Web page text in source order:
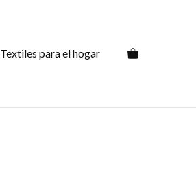
Textiles para el hogar